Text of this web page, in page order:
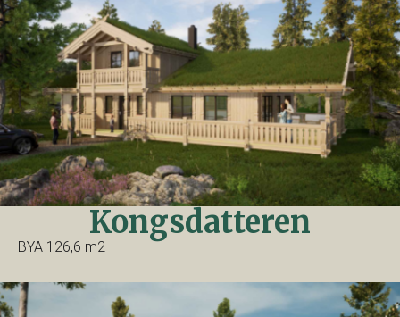
Kongsdatteren
BYA 126,6 m2